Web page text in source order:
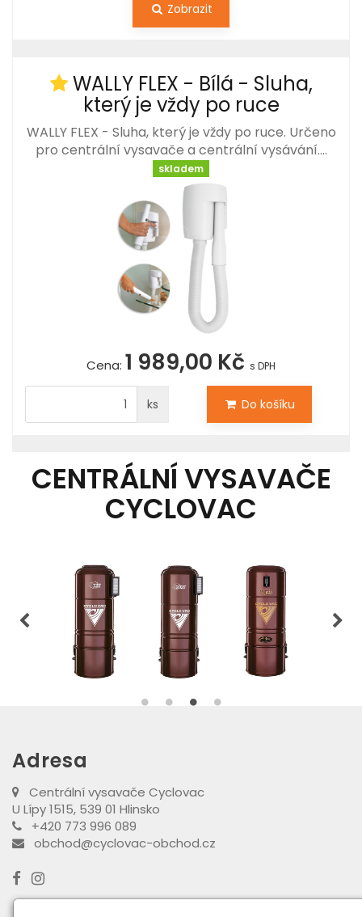
Zobrazit
WALLY FLEX - Bílá - Sluha,
který je vždy po ruce
WALLY FLEX - Sluha, který je vždy po ruce. Určeno
pro centrální vysavače a centrální vysávání.…
skladem
Cena: 1 989,00 Kč s DPH
ks Do košíku
CENTRÁLNÍ VYSAVAČE
CYCLOVAC
Adresa
Centrální vysavače Cyclovac
U Lípy 1515, 539 01 Hlinsko
+420 773 996 089
obchod@cyclovac-obchod.cz